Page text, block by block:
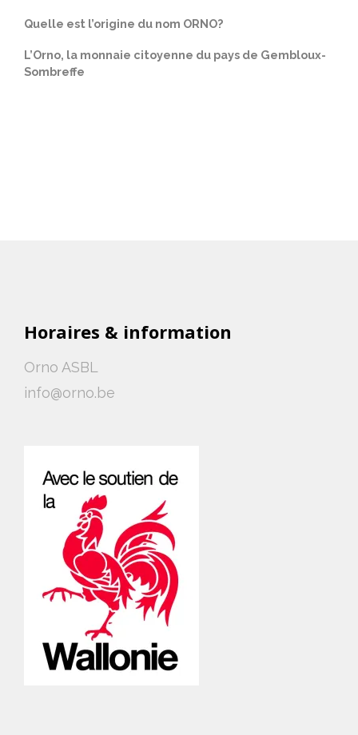
Quelle est l’origine du nom ORNO?
L’Orno, la monnaie citoyenne du pays de Gembloux-
Sombreffe
Horaires & information
Orno ASBL
info@orno.be